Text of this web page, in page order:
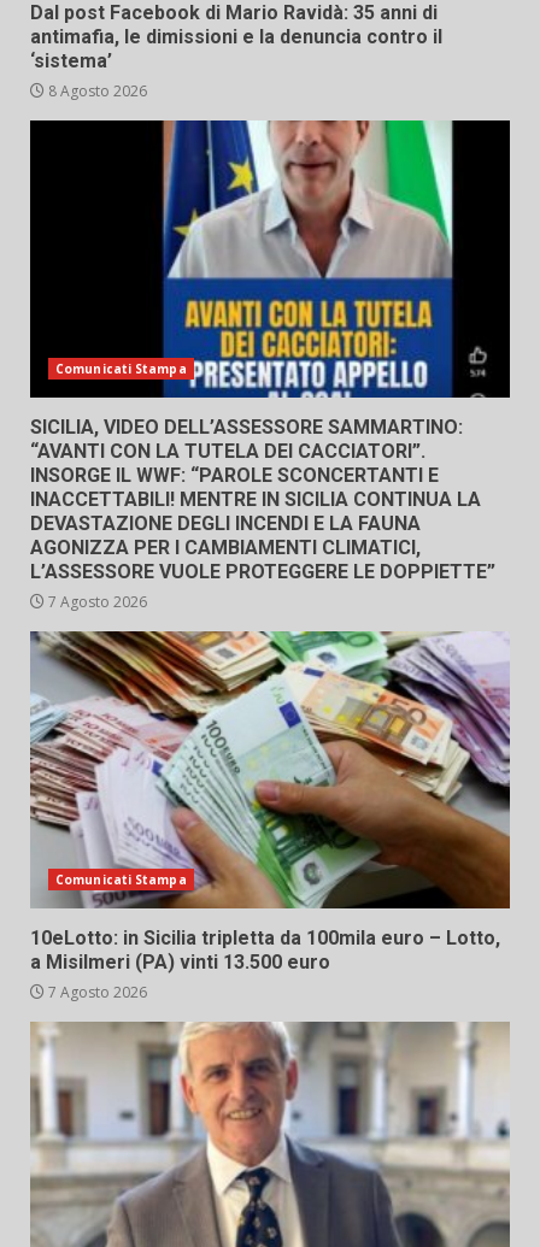
Dal post Facebook di Mario Ravidà: 35 anni di
antimafia, le dimissioni e la denuncia contro il
‘sistema’
8 Agosto 2026
Comunicati Stampa
SICILIA, VIDEO DELL’ASSESSORE SAMMARTINO:
“AVANTI CON LA TUTELA DEI CACCIATORI”.
INSORGE IL WWF: “PAROLE SCONCERTANTI E
INACCETTABILI! MENTRE IN SICILIA CONTINUA LA
DEVASTAZIONE DEGLI INCENDI E LA FAUNA
AGONIZZA PER I CAMBIAMENTI CLIMATICI,
L’ASSESSORE VUOLE PROTEGGERE LE DOPPIETTE”
7 Agosto 2026
Comunicati Stampa
10eLotto: in Sicilia tripletta da 100mila euro – Lotto,
a Misilmeri (PA) vinti 13.500 euro
7 Agosto 2026